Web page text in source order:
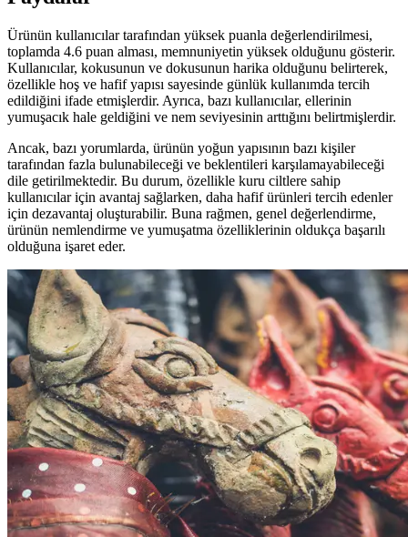
Ürünün kullanıcılar tarafından yüksek puanla değerlendirilmesi,
toplamda 4.6 puan alması, memnuniyetin yüksek olduğunu gösterir.
Kullanıcılar, kokusunun ve dokusunun harika olduğunu belirterek,
özellikle hoş ve hafif yapısı sayesinde günlük kullanımda tercih
edildiğini ifade etmişlerdir. Ayrıca, bazı kullanıcılar, ellerinin
yumuşacık hale geldiğini ve nem seviyesinin arttığını belirtmişlerdir.
Ancak, bazı yorumlarda, ürünün yoğun yapısının bazı kişiler
tarafından fazla bulunabileceği ve beklentileri karşılamayabileceği
dile getirilmektedir. Bu durum, özellikle kuru ciltlere sahip
kullanıcılar için avantaj sağlarken, daha hafif ürünleri tercih edenler
için dezavantaj oluşturabilir. Buna rağmen, genel değerlendirme,
ürünün nemlendirme ve yumuşatma özelliklerinin oldukça başarılı
olduğuna işaret eder.